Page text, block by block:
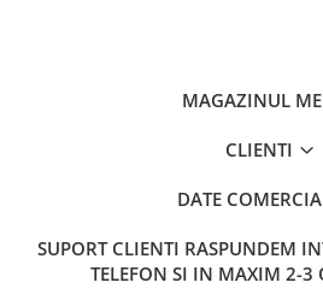
MAGAZINUL
CLIENTI
DATE
SUPORT CLIENTI RASPUNDEM
TELEFON SI IN MAXIM 2-3